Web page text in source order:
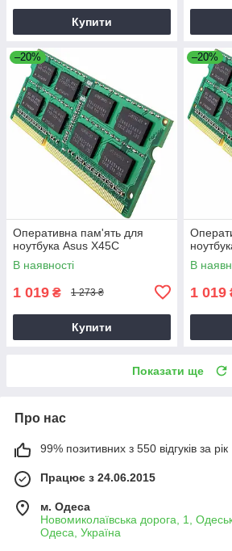
Купити
–20%
Оперативна пам'ять для
ноутбука Asus X45C
В наявності
1 019 ₴ 1 273 ₴
Купити
–20%
В
1 019
Показати ще
Про нас
99% позитивних з 550 відгуків за рік
Працює з 24.06.2015
м. Одеса
Новомиколаївська дорога, 1,
Одеса, Україна